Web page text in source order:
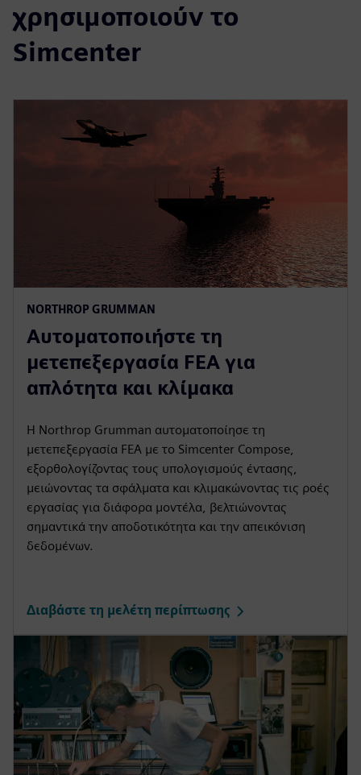
χρησιμοποιούν το
Simcenter
NORTHROP GRUMMAN
Αυτοματοποιήστε τη
μετεπεξεργασία FEA για
απλότητα και κλίμακα
Η Northrop Grumman αυτοματοποίησε τη
μετεπεξεργασία FEA με το Simcenter Compose,
εξορθολογίζοντας τους υπολογισμούς έντασης,
μειώνοντας τα σφάλματα και κλιμακώνοντας τις ροές
εργασίας για διάφορα μοντέλα, βελτιώνοντας
σημαντικά την αποδοτικότητα και την απεικόνιση
δεδομένων.
Διαβάστε τη μελέτη περίπτωσης